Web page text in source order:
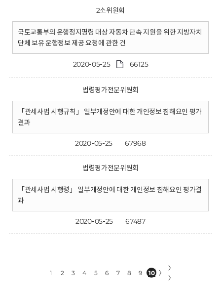
2소위원회
국토교통부의 운행정지명령 대상 자동차 단속 지원을 위한 지방자치
단체 보유 운행정보 제공 요청에 관한 건
2020-05-25 66125
법령평가전문위원회
「관세사법 시행규칙」 일부개정안에 대한 개인정보 침해요인 평가
결과
2020-05-25 67968
법령평가전문위원회
「관세사법 시행령」 일부개정안에 대한 개인정보 침해요인 평가결
과
2020-05-25 67487
1 2 3 4 5 6 7 8 9 10 〉
〉
〉